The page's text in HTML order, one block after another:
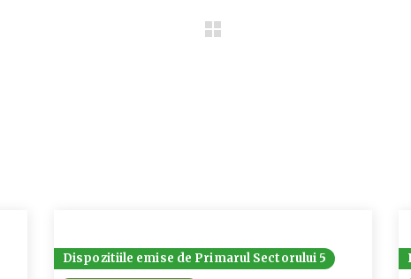
Dispozitiile emise de Primarul Sectorului 5